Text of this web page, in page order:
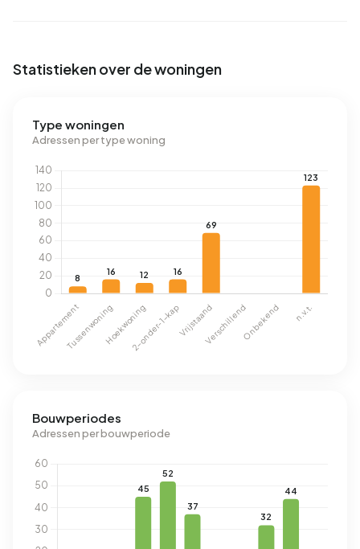
Statistieken over de woningen
Type woningen
Adressen per type woning
Bouwperiodes
Adressen per bouwperiode